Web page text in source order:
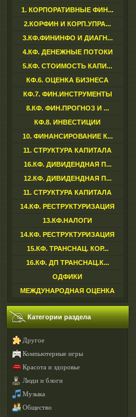
1. КОРПОРАТИВНЫЕ ФИН...
2.КОРФИН И КОРП.УПРА...
3.КФ.ФИНИНФО И ДИАГН...
4.КФ. ДЕНЕЖНЫЕ ПОТОКИ
5.КФ. СТОИМОСТЬ КАПИ...
КФ.6. ОЦЕНКА БИЗНЕСА
КФ.7. ФИН.ИНСТРУМЕНТЫ
8.КФ. ФИН.ПРОГНОЗ И ...
КФ.8. ИНВЕСТИЦИИ
10. ФИНАНСИРОВАНИЕ К...
11. СТРУКТУРА КАПИТАЛА
16.КФ. ДИВИДЕНДНАЯ П...
12.КФ. ДИВИДЕНДНАЯ П...
11. СТРУКТУРА КАПИТАЛА
14.КФ. РЕСТРУКТУРИЗАЦИЯ
13.КФ.НАЛОГИ
14.КФ. РЕСТРУКТУРИЗАЦИЯ
15.КФ. ТРАНСНАЦ. КОР...
16.КФ. ДП ТРАНСНАЦ.К...
ОДФИКИ
МЕЖДУНАРОДНАЯ ОЦЕНКА
Категории раздела
Другое
Компьютерные игры
Красота и здоровье
Люди и блоги
Музыка
Общество